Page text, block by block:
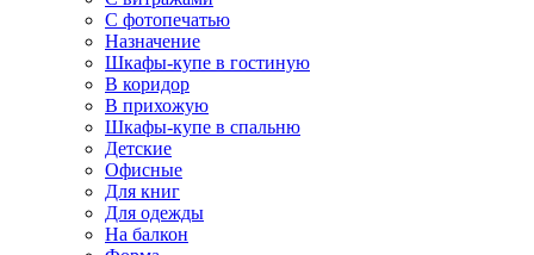
С фотопечатью
Назначение
Шкафы-купе в гостиную
В коридор
В прихожую
Шкафы-купе в спальню
Детские
Офисные
Для книг
Для одежды
На балкон